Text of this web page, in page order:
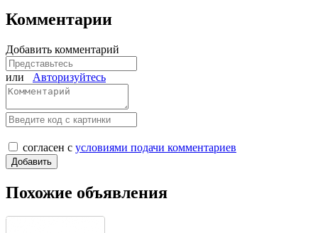
Комментарии
Добавить комментарий
или Авторизуйтесь
согласен с условиями подачи комментариев
Похожие объявления